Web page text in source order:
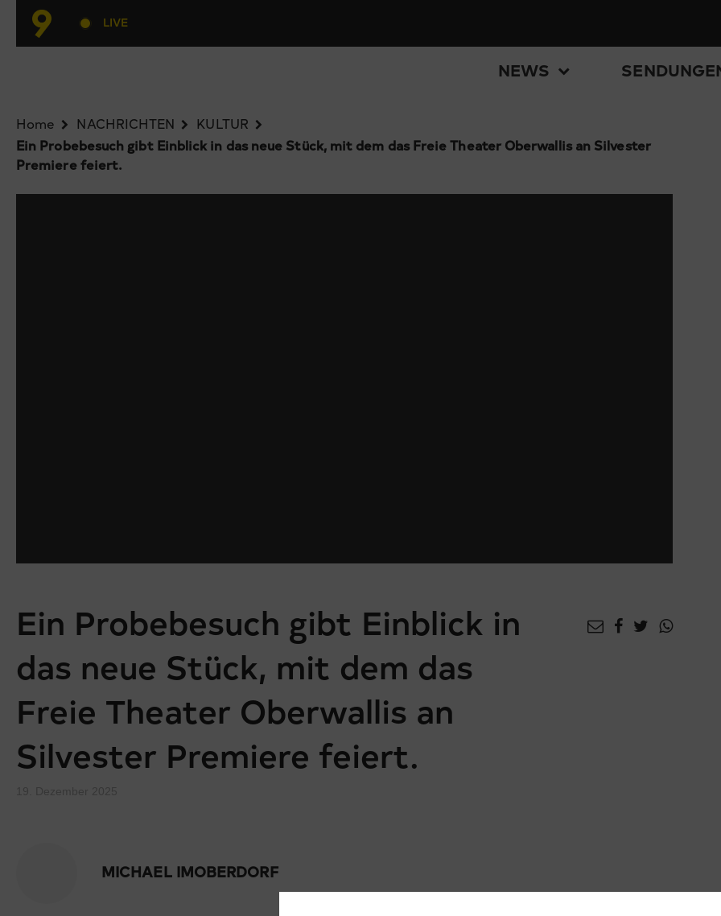
LIVE
NEWS
Home NACHRICHTEN
KULTUR
Ein Probebesuch gibt Einblick in das neue Stück, mit dem das Freie Theater Oberwallis an Silvester
Premiere feiert.
Ein Probebesuch gibt Einblick in
das neue Stück, mit dem das
Freie Theater Oberwallis an
Silvester Premiere feiert.
MICHAEL IMOBERDORF